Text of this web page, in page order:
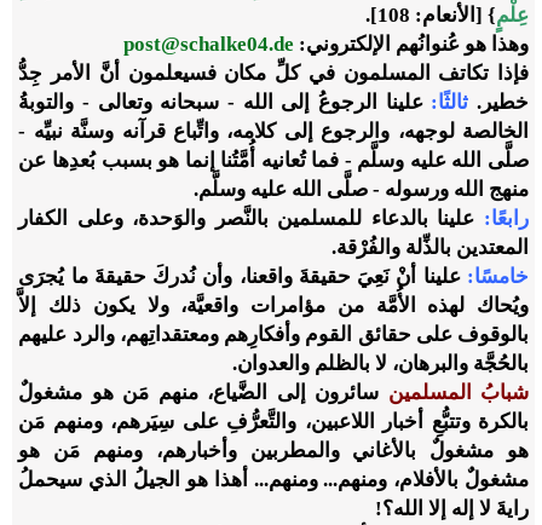
عِلْمٍ} [الأنعام: 108].
وهذا هو عُنوانُهم الإلكتروني: post@schalke04.de
فإذا تكاتف المسلمون في كلِّ مكان فسيعلمون أنَّ الأمر جِدُّ
خطير. ثالثًا: علينا الرجوعُ إلى الله - سبحانه وتعالى - والتوبةُ
الخالصة لوجهه، والرجوع إلى كلامه، واتِّباع قرآنه وسنَّة نبيِّه -
صلَّى الله عليه وسلَّم - فما تُعانيه أُمَّتُنا إنما هو بسبب بُعدِها عن
منهج الله ورسوله - صلَّى الله عليه وسلَّم.
رابعًا: علينا بالدعاء للمسلمين بالنَّصر والوَحدة، وعلى الكفار
المعتدين بالذِّلة والفُرْقة.
خامسًا: علينا أنْ نَعِيَ حقيقةَ واقعنا، وأن نُدركَ حقيقةَ ما يُجرَى
ويُحاك لهذه الأُمَّة من مؤامرات واقعيَّة، ولا يكون ذلك إلاَّ
بالوقوف على حقائق القوم وأفكارِهم ومعتقداتِهم، والرد عليهم
بالحُجَّة والبرهان، لا بالظلم والعدوان.
شبابُ المسلمين سائرون إلى الضَّياع، منهم مَن هو مشغولٌ
بالكرة وتتبُّعِ أخبار اللاعبين، والتَّعرُّفِ على سِيَرهم، ومنهم مَن
هو مشغولٌ بالأغاني والمطربين وأخبارهم، ومنهم مَن هو
مشغولٌ بالأفلام، ومنهم... ومنهم... أهذا هو الجيلُ الذي سيحملُ
رايةَ لا إله إلا الله؟!